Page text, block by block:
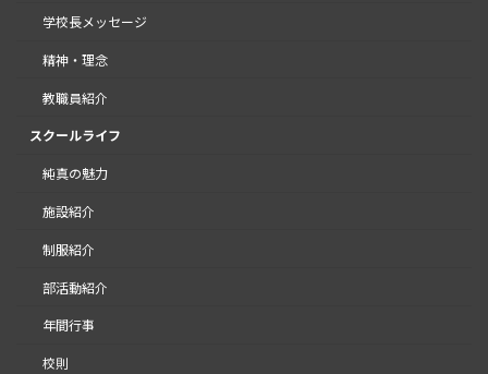
学校長メッセージ
精神・理念
教職員紹介
スクールライフ
純真の魅力
施設紹介
制服紹介
部活動紹介
年間行事
校則